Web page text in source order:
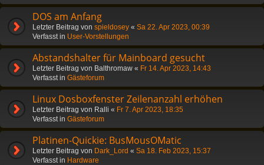
DOS am Anfang
Letzter Beitrag von spieldosey « Sa 22. Apr 2023, 00:39
Verfasst in User-Vorstellungen
Abstandshalter für Mainboard gesucht
Letzter Beitrag von Balthromaw « Fr 14. Apr 2023, 14:43
Verfasst in Gästeforum
Linux Dosboxfenster Zeilenanzahl erhöhen
Letzter Beitrag von Ralli « Fr 7. Apr 2023, 18:35
Verfasst in Gästeforum
Platinen-Quickie: BusMousOMatic
Letzter Beitrag von Dark_Lord « Sa 18. Feb 2023, 15:37
Verfasst in Hardware